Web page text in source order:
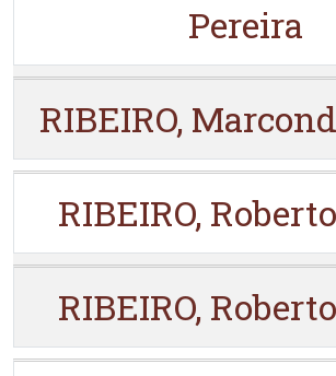
Pereira
RIBEIRO,
RIBEIRO,
RIBEIRO,